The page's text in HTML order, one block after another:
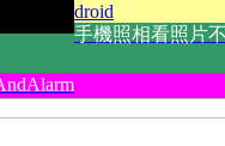
droid
手機照相看照片